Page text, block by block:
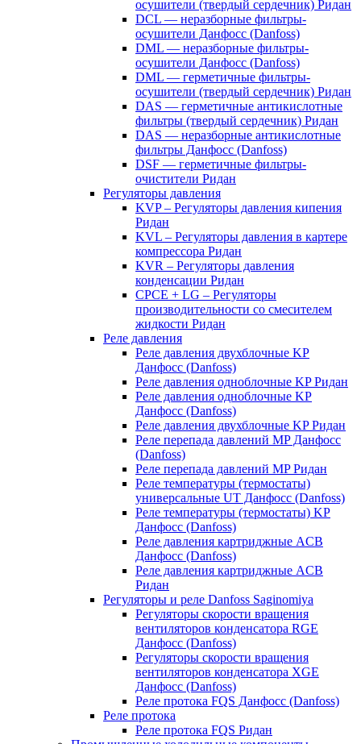
осушители (твердый сердечник) Ридан
DCL — неразборные фильтры-
осушители Данфосс (Danfoss)
DML — неразборные фильтры-
осушители Данфосс (Danfoss)
DML — герметичные фильтры-
осушители (твердый сердечник) Ридан
DAS — герметичные антикислотные
фильтры (твердый сердечник) Ридан
DAS — неразборные антикислотные
фильтры Данфосс (Danfoss)
DSF — герметичные фильтры-
очистители Ридан
Регуляторы давления
KVP – Регуляторы давления кипения
Ридан
KVL – Регуляторы давления в картере
компрессора Ридан
KVR – Регуляторы давления
конденсации Ридан
CPCE + LG – Регуляторы
производительности со смесителем
жидкости Ридан
Реле давления
Реле давления двухблочные KP
Данфосс (Danfoss)
Реле давления одноблочные KP Ридан
Реле давления одноблочные KP
Данфосс (Danfoss)
Реле давления двухблочные KP Ридан
Реле перепада давлений MP Данфосс
(Danfoss)
Реле перепада давлений MP Ридан
Реле температуры (термостаты)
универсальные UT Данфосс (Danfoss)
Реле температуры (термостаты) KP
Данфосс (Danfoss)
Реле давления картриджные ACB
Данфосс (Danfoss)
Реле давления картриджные ACB
Ридан
Регуляторы и реле Danfoss Saginomiya
Регуляторы скорости вращения
вентиляторов конденсатора RGE
Данфосс (Danfoss)
Регуляторы скорости вращения
вентиляторов конденсатора XGE
Данфосс (Danfoss)
Реле протока FQS Данфосс (Danfoss)
Реле протока
Реле протока FQS Ридан